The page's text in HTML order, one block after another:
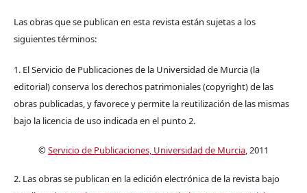
Las obras que se publican en esta revista están sujetas a los
siguientes términos:
1. El Servicio de Publicaciones de la Universidad de Murcia (la
editorial) conserva los derechos patrimoniales (copyright) de las
obras publicadas, y favorece y permite la reutilización de las mismas
bajo la licencia de uso indicada en el punto 2.
©Servicio de Publicaciones, Universidad de Murcia, 2011
2. Las obras se publican en la edición electrónica de la revista bajo